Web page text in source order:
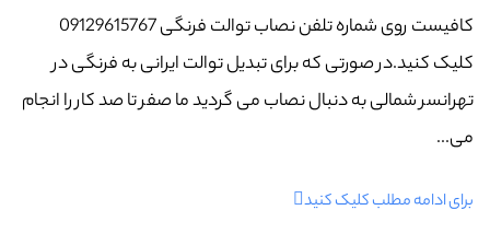
کافیست روی شماره تلفن نصاب توالت فرنگی 09129615767
کلیک کنید.در صورتی که برای تبدیل توالت ایرانی به فرنگی در
تهرانسر شمالی به دنبال نصاب می گردید ما صفر تا صد کار را انجام
می...
برای ادامه مطلب کلیک کنید